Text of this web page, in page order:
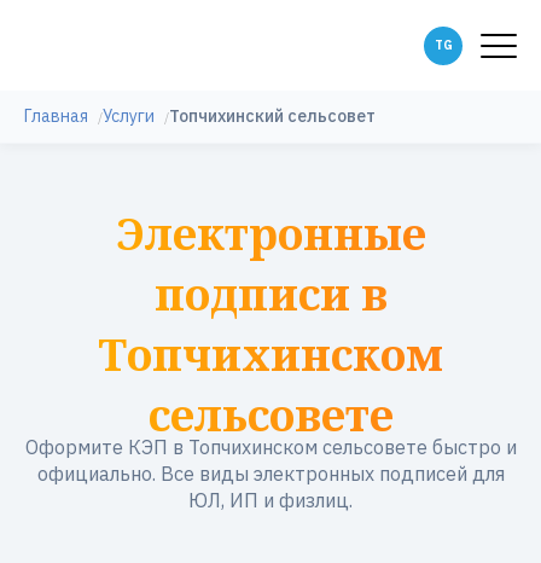
Главная Услуги Топчихинский сельсовет
Электронные
подписи в
Топчихинском
сельсовете
Оформите КЭП в Топчихинском сельсовете быстро и
официально. Все виды электронных подписей для
ЮЛ, ИП и физлиц.